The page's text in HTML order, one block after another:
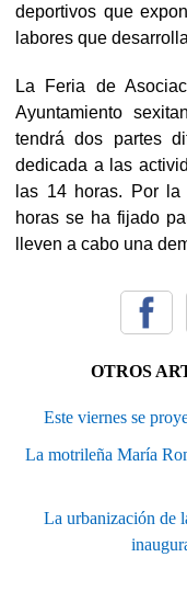
deportivos que
labores que
La Feria de
Ayuntamiento
tendrá dos partes
dedicada a las
las 14 horas. Por
horas se ha fijado
lleven a cabo una
OTROS
Este viernes se
La motrileña María
La urbanización de